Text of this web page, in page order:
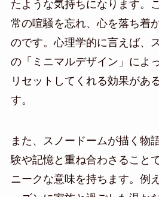
たような気持ちになります。
常の喧騒を忘れ、心を落ち着
のです。心理学的に言えば、
の「ミニマルデザイン」によ
リセットしてくれる効果があ
す。
また、スノードームが描く物
験や記憶と重ね合わさること
ニークな意味を持ちます。例